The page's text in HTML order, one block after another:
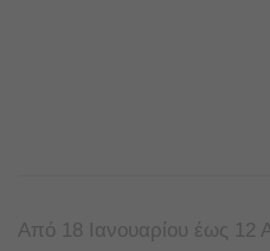
Από 18 Ιανουαρίου έως 12